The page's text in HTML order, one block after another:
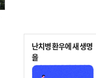
난치병 환우에 새 생명
을